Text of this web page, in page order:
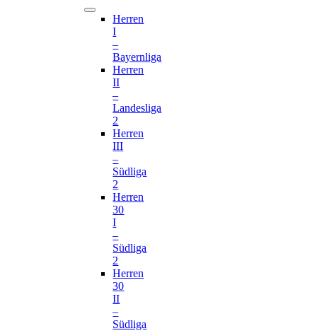
Herren
I
–
Bayernliga
Herren
II
–
Landesliga
2
Herren
III
–
Südliga
2
Herren
30
I
–
Südliga
2
Herren
30
II
–
Südliga